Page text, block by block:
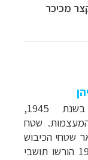
מכיכר
בשנת 1945,
שטח
שטחי הכיבוש
. עד 1961 הורשו תושבי